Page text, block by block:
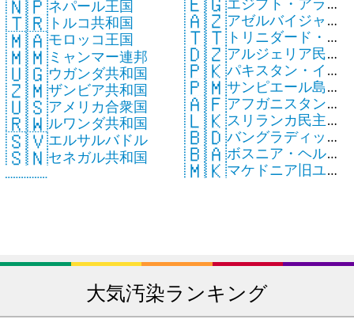
🇳🇵ネパール王国
🇹🇷 トルコ共和国
🇲🇦モロッコ王国
🇲🇲ミャンマー連邦
🇺🇬ウガンダ共和国
🇿🇲ザンビア共和国
🇺🇸アメリカ合衆国
🇷🇼ルワンダ共和国
🇸🇻エルサルバドル
🇸🇳セネガル共和国
共和国
🇦🇿アゼルバイジャン
共和国
🇹🇹 トリニダード・ト
バゴ共和国
🇩🇿アルジェリア民主
人民共和国
🇵🇰パキスタン・イス
ラム共和国
🇵🇲サンピエール島・
ミクロン島
🇦🇫アフガニスタン・
イスラム国
🇱🇰スリランカ民主社
会主義共和国
🇧🇩バングラディッシ
ュ人民共和国
🇧🇦ボスニア・ヘルツ
ェゴビナ共和国
🇲🇰マケドニア旧ユー
大気汚染ランキング